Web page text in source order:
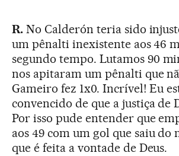
R.No Calderón teria sido
um pênalti inexistente aos 46
segundo tempo. Lutamos 90
nos apitaram um pênalti que
Gameiro fez 1x0. Incrível! Eu
convencido de que a justiça de
Por isso pude entender que
aos 49 com um gol que saiu do
que é feita a vontade de Deus.